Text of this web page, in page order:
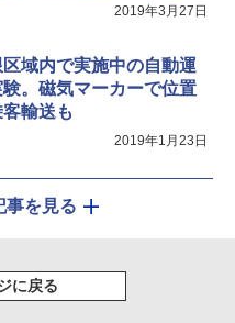
2019年3月27日
域内で実施中の自動運
。磁気マーカーで位置
輸送も
2019年1月23日
事を見る
に戻る